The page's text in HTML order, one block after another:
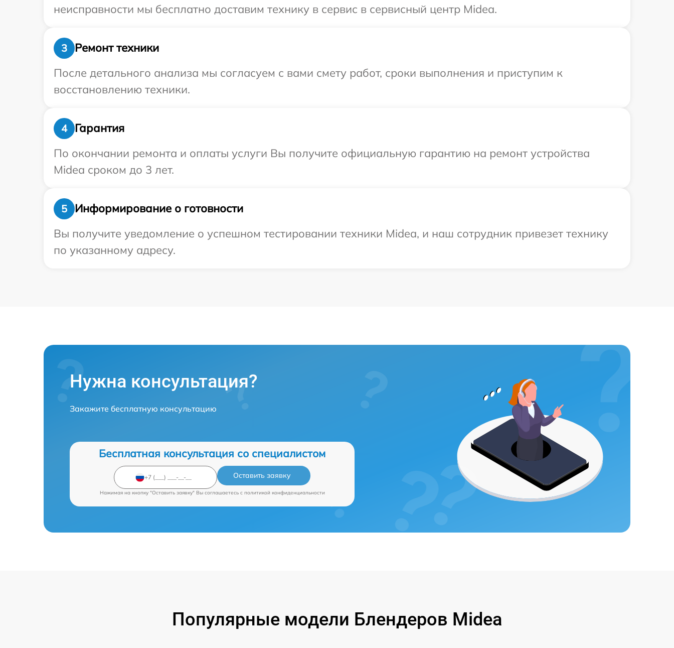
неисправности мы бесплатно доставим технику в сервис в сервисный центр Midea.
3
Ремонт техники
После детального анализа мы согласуем с вами смету работ, сроки выполнения и приступим к
восстановлению техники.
4
Гарантия
По окончании ремонта и оплаты услуги Вы получите официальную гарантию на ремонт устройства
Midea сроком до 3 лет.
5
Информирование о готовности
Вы получите уведомление о успешном тестировании техники Midea, и наш сотрудник привезет технику
по указанному адресу.
Нужна консультация?
Закажите бесплатную консультацию
Бесплатная консультация со специалистом
Оставить заявку
Нажимая на кнопку "Оставить заявку" Вы соглашаетесь c политикой конфиденциальности
Популярные модели Блендеров Midea